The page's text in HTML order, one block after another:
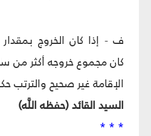
ف - إذا كان الخروج
كان مجموع خروجه أكثر من
الإقامة غير صحيح والترتب
السيد القائد (حفظه اللَّه)
* * *